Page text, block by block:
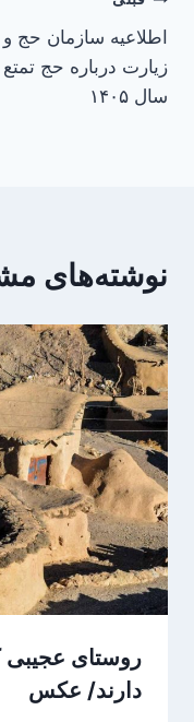
نوشته
اطلاعیه سازمان حج و
زیارت درباره حج تمتع
سال ۱۴۰۵
نوشته‌های
روستای عجیبی
دارند/ عکس